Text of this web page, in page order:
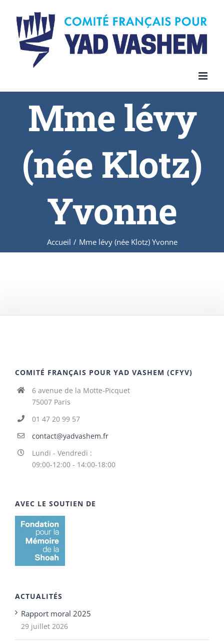
content
Mme lévy
(née Klotz)
Yvonne
Accueil / Mme lévy (née Klotz) Yvonne
COMITÉ FRANÇAIS POUR YAD VASHEM (CFYV)
6 avenue de la Motte-Picquet
75007 Paris
01 47 20 99 57
contact@yadvashem.fr
Lundi - Vendredi :
09:00-12:00 - 14:00-18:00
AVEC LE SOUTIEN DE
ACTUALITÉS
Rapport moral 2025
29 juillet 2026